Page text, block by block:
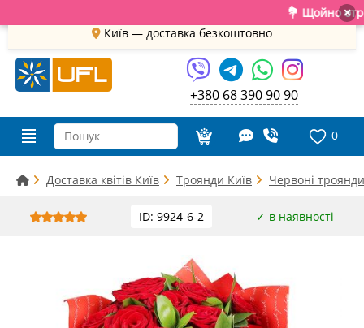
💐 Щойно ×
Київ — доставка безкоштовно
+380 68 390 90 90
0
Доставка квітів Київ Троянди Київ Червоні
ID: 9924-6-2 ✓ в наявності